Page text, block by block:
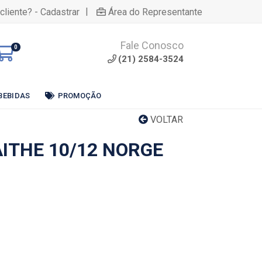
- Cadastrar | Área do Representante
0 Fale Conosco
(21) 2584-3524
PROMOÇÃO
VOLTAR
10/12 NORGE